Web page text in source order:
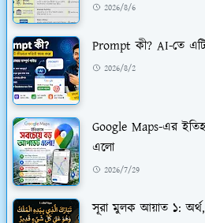
2026/8/6
Prompt কী? AI-তে
2026/8/2
Google Maps-এর
এলো
2026/7/29
সূরা মুলক আয়াত ১: অর্থ,